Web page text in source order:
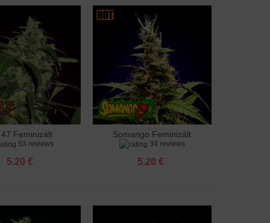
a kosárhoz
47 Feminizált
53 reviews
5.20 €
Hozzáadás a kosárhoz
Somango Feminizált
34 reviews
5.20 €